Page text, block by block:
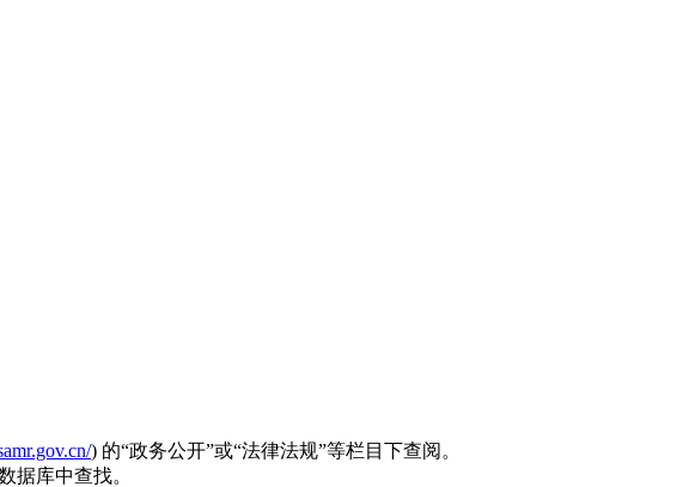
) 的“政务公开”或“法律法规”等栏目下查阅。
据库中查找。